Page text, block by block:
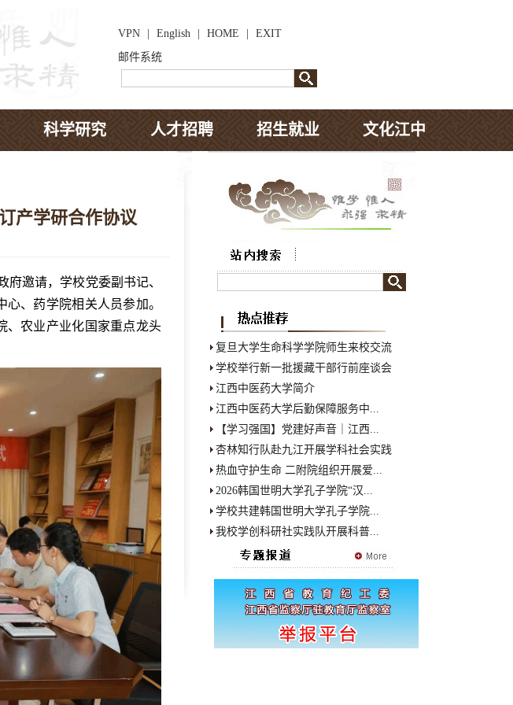
VPN English HOME
EXIT
邮件系统
科学研究 人才招聘 招生就业 文化江中
产学研合作协议
府邀请，学校党委副书记、
、药学院相关人员参加。
、农业产业化国家重点龙头
复旦大学生命科学学院师生来校交流
学校举行新一批援藏干部行前座谈会
江西中医药大学简介
江西中医药大学后勤保障服务中...
【学习强国】党建好声音｜江西...
杏林知行队赴九江开展学科社会实践
热血守护生命 二附院组织开展爱...
2026韩国世明大学孔子学院“汉...
学校共建韩国世明大学孔子学院...
我校学创科研社实践队开展科普...